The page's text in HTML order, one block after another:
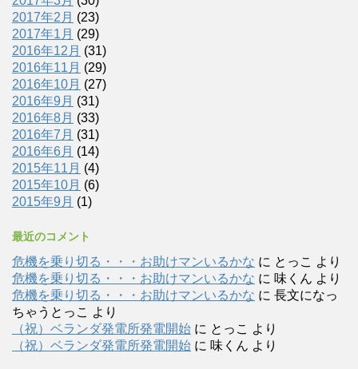
2017年2月 (23)
2017年1月 (29)
2016年12月 (31)
2016年11月 (29)
2016年10月 (27)
2016年9月 (31)
2016年8月 (33)
2016年7月 (31)
2016年6月 (14)
2015年11月 (4)
2015年10月 (6)
2015年9月 (1)
最近のコメント
危機を乗り切る・・・お助けマンいるかな に とっこ より
危機を乗り切る・・・お助けマンいるかな に 味くん より
危機を乗り切る・・・お助けマンいるかな に 長文になっ
ちゃうとっこ より
（祝）ベランダ発電所発電開始 に とっこ より
（祝）ベランダ発電所発電開始 に 味くん より